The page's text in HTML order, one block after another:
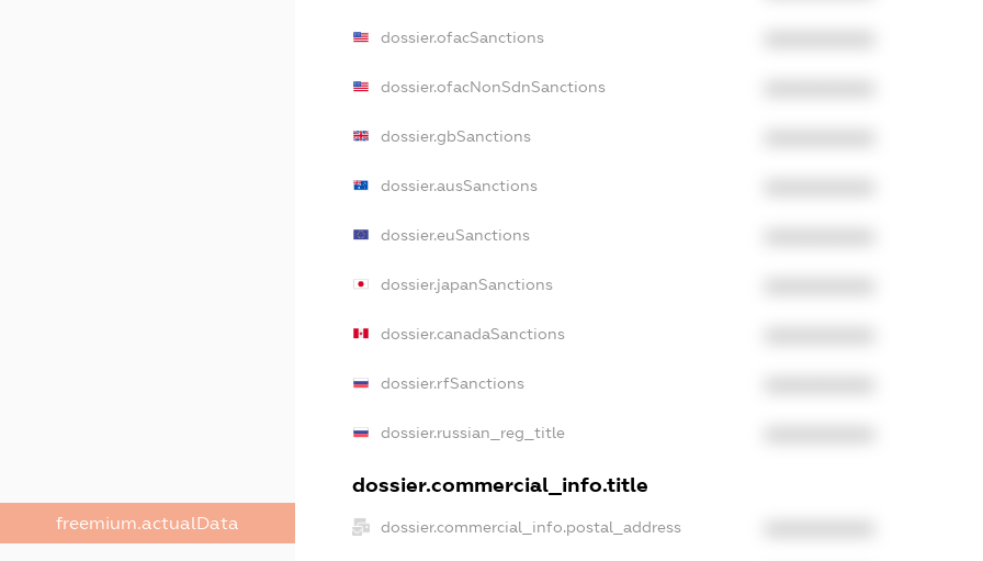
freemium.actualData
dossier.ofacSanctions
dossier.ofacNonSdnSanctions
dossier.gbSanctions
dossier.ausSanctions
dossier.euSanctions
dossier.japanSanctions
dossier.canadaSanctions
dossier.rfSanctions
dossier.russian_reg_title
dossier.commercial_info.title
dossier.commercial_info.postal_address